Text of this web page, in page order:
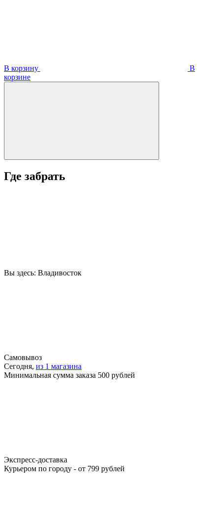
В корзину
В
корзинe
Где забрать
Вы здесь: Владивосток
Самовывоз
Сегодня, из 1 магазина
Минимальная сумма заказа 500 рублей
Экспресс-доставка
Курьером по городу - от 799 рублей